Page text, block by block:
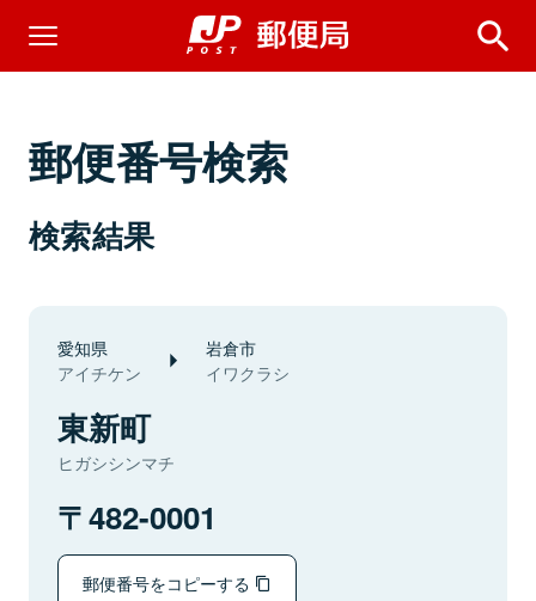
郵便番号検索
検索結果
愛知県
アイチケン
岩倉市
イワクラシ
東新町
ヒガシシンマチ
482-0001
郵便番号をコピーする